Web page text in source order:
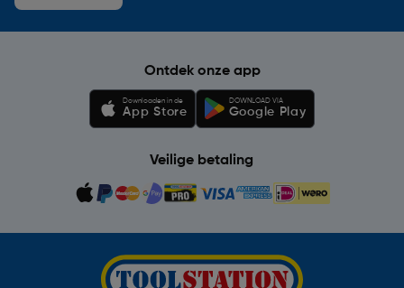
Ontdek onze app
Downloaden in de
App Store
DOWNLOAD VIA
Google Play
Veilige betaling